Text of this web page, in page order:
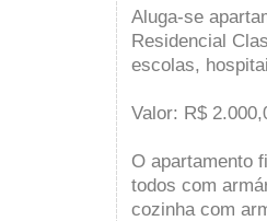
Aluga-se
Residencial
escolas,
Valor: R$
O apartamento
todos com
cozinha com